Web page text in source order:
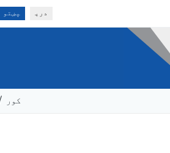
دری پښتو
کور